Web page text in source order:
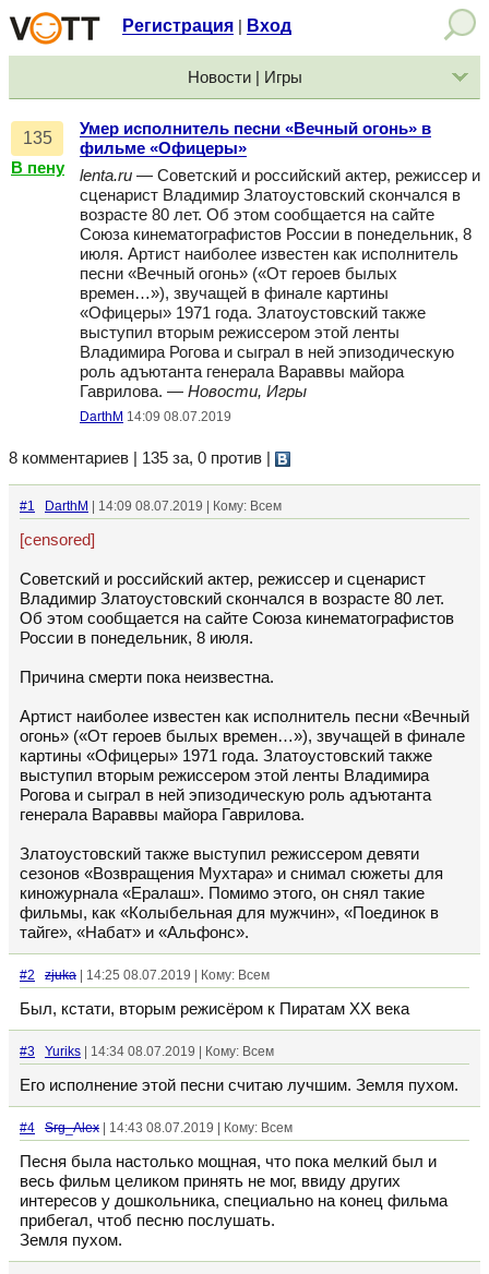
Регистрация Вход
Новости | Игры
135
В пену
Умер исполнитель песни «Вечный огонь» в
фильме «Офицеры»
lenta.ru — Советский и российский актер, режиссер и
сценарист Владимир Златоустовский скончался в
возрасте 80 лет. Об этом сообщается на сайте
Союза кинематографистов России в понедельник, 8
июля. Артист наиболее известен как исполнитель
песни «Вечный огонь» («От героев былых
времен…»), звучащей в финале картины
«Офицеры» 1971 года. Златоустовский также
выступил вторым режиссером этой ленты
Владимира Рогова и сыграл в ней эпизодическую
роль адъютанта генерала Вараввы майора
Гаврилова. — Новости, Игры
DarthM 14:09 08.07.2019
8 комментариев | 135 за, 0 против
#1 DarthM | 14:09 08.07.2019 | Кому: Всем
[censored]
Советский и российский актер, режиссер и сценарист
Владимир Златоустовский скончался в возрасте 80 лет.
Об этом сообщается на сайте Союза кинематографистов
России в понедельник, 8 июля.
Причина смерти пока неизвестна.
Артист наиболее известен как исполнитель песни «Вечный
огонь» («От героев былых времен…»), звучащей в финале
картины «Офицеры» 1971 года. Златоустовский также
выступил вторым режиссером этой ленты Владимира
Рогова и сыграл в ней эпизодическую роль адъютанта
генерала Вараввы майора Гаврилова.
Златоустовский также выступил режиссером девяти
сезонов «Возвращения Мухтара» и снимал сюжеты для
киножурнала «Ералаш». Помимо этого, он снял такие
фильмы, как «Колыбельная для мужчин», «Поединок в
тайге», «Набат» и «Альфонс».
#2 zjuka | 14:25 08.07.2019 | Кому: Всем
Был, кстати, вторым режисёром к Пиратам ХХ века
#3 Yuriks | 14:34 08.07.2019 | Кому: Всем
Его исполнение этой песни считаю лучшим. Земля пухом.
#4 Srg_Alex | 14:43 08.07.2019 | Кому: Всем
Песня была настолько мощная, что пока мелкий был и
весь фильм целиком принять не мог, ввиду других
интересов у дошкольника, специально на конец фильма
прибегал, чтоб песню послушать.
Земля пухом.